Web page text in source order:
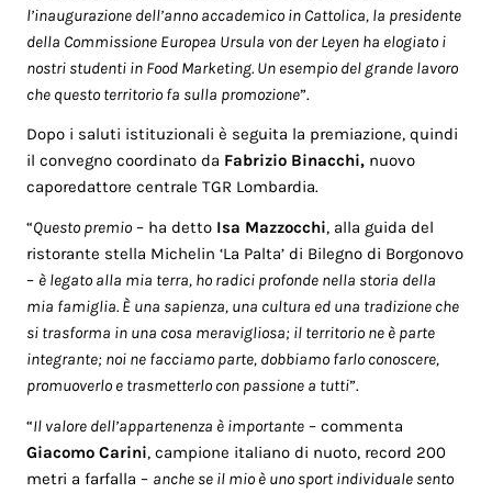
l’inaugurazione dell’anno accademico in Cattolica, la presidente
della Commissione Europea Ursula von der Leyen ha elogiato i
nostri studenti in Food Marketing. Un esempio del grande lavoro
che questo territorio fa sulla promozione”.
Dopo i saluti istituzionali è seguita la premiazione, quindi
il convegno coordinato da Fabrizio Binacchi, nuovo
caporedattore centrale TGR Lombardia.
“Questo premio – ha detto Isa Mazzocchi, alla guida del
ristorante stella Michelin ‘La Palta’ di Bilegno di Borgonovo
– è legato alla mia terra, ho radici profonde nella storia della
mia famiglia. È una sapienza, una cultura ed una tradizione che
si trasforma in una cosa meravigliosa; il territorio ne è parte
integrante; noi ne facciamo parte, dobbiamo farlo conoscere,
promuoverlo e trasmetterlo con passione a tutti”.
“Il valore dell’appartenenza è importante – commenta
Giacomo Carini, campione italiano di nuoto, record 200
metri a farfalla – anche se il mio è uno sport individuale sento